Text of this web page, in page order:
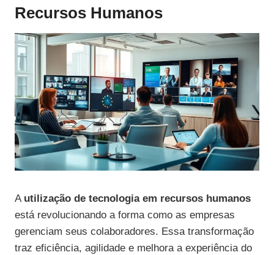
Recursos Humanos
A utilização de tecnologia em recursos humanos
está revolucionando a forma como as empresas
gerenciam seus colaboradores. Essa transformação
traz eficiência, agilidade e melhora a experiência do